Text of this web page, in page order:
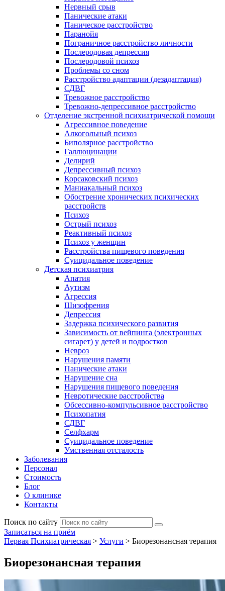
Нервный срыв
Панические атаки
Паническое расстройство
Паранойя
Пограничное расстройство личности
Послеродовая депрессия
Послеродовой психоз
Проблемы со сном
Расстройство адаптации (дезадаптация)
СДВГ
Тревожное расстройство
Тревожно-депрессивное расстройство
Отделение экстренной психиатрической помощи
Агрессивное поведение
Алкогольный психоз
Биполярное расстройство
Галлюцинации
Делирий
Депрессивный психоз
Корсаковский психоз
Маниакальный психоз
Обострение хронических психических
расстройств
Психоз
Острый психоз
Реактивный психоз
Психоз у женщин
Расстройства пищевого поведения
Суицидальное поведение
Детская психиатрия
Апатия
Аутизм
Агрессия
Шизофрения
Депрессия
Задержка психического развития
Зависимость от вейпинга (электронных
сигарет) у детей и подростков
Невроз
Нарушения памяти
Панические атаки
Нарушение сна
Нарушения пищевого поведения
Невротические расстройства
Обсессивно-компульсивное расстройство
Психопатия
СДВГ
Селфхарм
Суицидальное поведение
Умственная отсталость
Заболевания
Персонал
Стоимость
Блог
О клинике
Контакты
Поиск по сайту
Записаться на приём
Первая Психиатрическая > Услуги > Биорезонансная терапия
Биорезонансная терапия